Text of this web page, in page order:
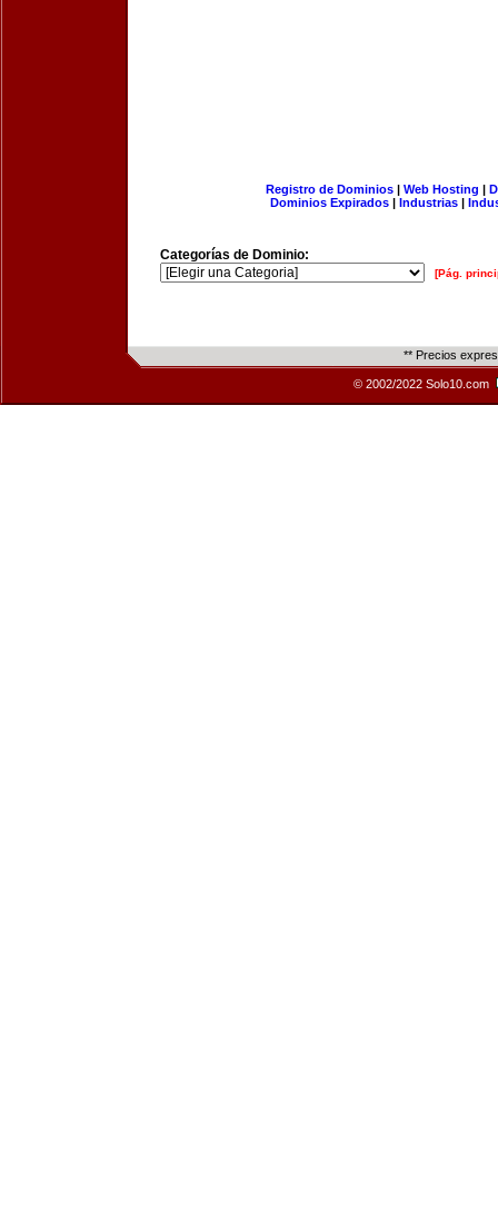
Registro de Dominios| Web Hosting |
Dominios Expirados | Industrias |
Categorías de Dominio:
[Pág.
** Precios
© 2002/2022 Solo10.com